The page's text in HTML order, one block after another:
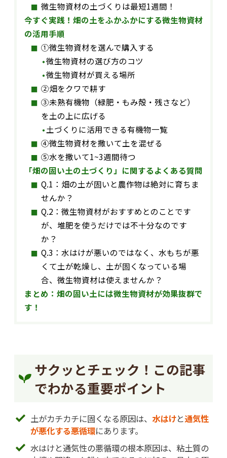
微生物資材の土づくりは最短1週間！
今すぐ実践！畑の土をふかふかにする微生物資材
の活用手順
①微生物資材を選んで購入する
微生物資材の選び方のコツ
微生物資材が買える場所
②畑をクワで耕す
③未熟有機物（緑肥・もみ殻・残さなど）
を土の上に広げる
土づくりに活用できる有機物一覧
④微生物資材を撒いて土を混ぜる
⑤水を撒いて1~3週間待つ
「畑の固い土の土づくり」に関するよくある質問
Q.1：畑の土が固いと農作物は絶対に育ちま
せんか？
Q.2：微生物資材がおすすめとのことです
が、堆肥を使うだけでは不十分なのです
か？
Q.3：水はけが悪いのではなく、水もちが悪
くて土が乾燥し、土が固くなっている場
合、微生物資材は使えませんか？
まとめ：畑の固い土には微生物資材が効果抜群で
す！
サクッとチェック！この記事
でわかる重要ポイント
土がカチカチに固くなる原因は、 水はけと通気性
が悪化する悪循環にあります。
水はけと通気性の悪循環の根本原因は、粘土質の